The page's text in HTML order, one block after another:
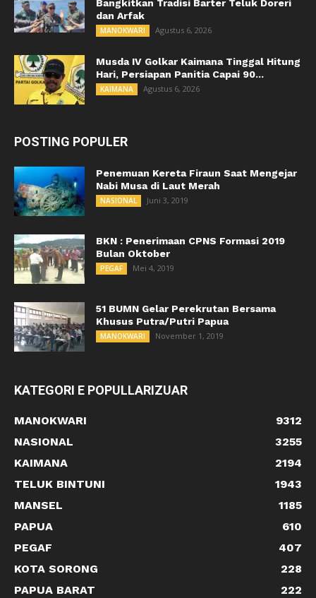
Bangkitkan Tradisi Barter Teluk Doreri
dan Arfak
MANOKWARI Agustus 6, 2026
Musda IV Golkar Kaimana Tinggal Hitung
Hari, Persiapan Panitia Capai 90...
KAIMANA Agustus 6, 2026
POSTING POPULER
Penemuan Kereta Firaun Saat Mengejar
Nabi Musa di Laut Merah
NASIONAL Juni 3, 2019
BKN : Penerimaan CPNS Formasi 2019
Bulan Oktober
PEGAF Mei 4, 2019
51 BUMN Gelar Perekrutan Bersama
Khusus Putra/Putri Papua
MANOKWARI November 1, 2019
KATEGORI E POPULLARIZUAR
MANOKWARI
9312
NASIONAL
3255
KAIMANA
2194
TELUK BINTUNI
1943
MANSEL
1185
PAPUA
610
PEGAF
407
KOTA SORONG
228
PAPUA BARAT
222